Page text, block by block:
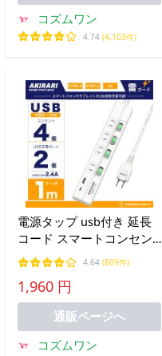
コズムワン
4.74 (4,103件)
電源タップ usb付き 延長
コード スマートコンセン
ト スマート電源タップ す
き間電源タップホコリ防止
スイッチ電源タップ 延長
ケーブル 1m ポイント利用
4.64 (809件)
1,960 円
通販ページへ
コズムワン